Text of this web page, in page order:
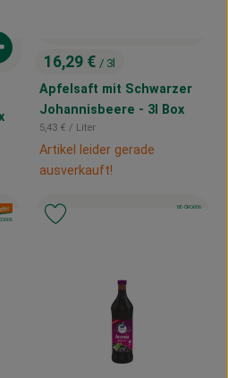
zum Warenkorb hinzufügen
, Preis:
16,29 € / 3l
Apfelsaft mit Schwarzer
Johannisbeere - 3l Box
, Referenzpreis:
5,43 € / Liter
Artikel leider gerade
ausverkauft!
006
, Verband:
, Kontrollstelle:
DE-ÖKO-006